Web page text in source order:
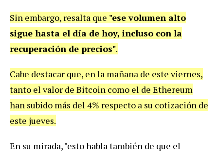
Sin embargo, resalta que "ese volumen alto
sigue hasta el día de hoy, incluso con la
recuperación de precios".
Cabe destacar que, en la mañana de este viernes,
tanto el valor de Bitcoin como el de Ethereum
han subido más del 4% respecto a su cotización de
este jueves.
En su mirada, "esto habla también de que el